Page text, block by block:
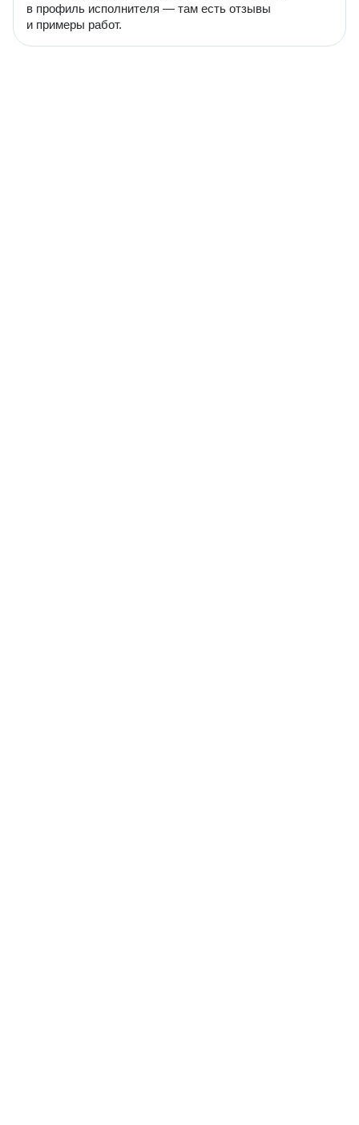
в профиль исполнителя — там есть отзывы
и примеры работ.